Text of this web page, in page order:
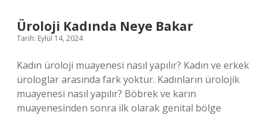
Üroloji Kadında Neye Bakar
Tarih: Eylül 14, 2024
Kadın üroloji muayenesi nasıl yapılır? Kadın ve erkek
ürologlar arasında fark yoktur. Kadınların ürolojik
muayenesi nasıl yapılır? Böbrek ve karın
muayenesinden sonra ilk olarak genital bölge